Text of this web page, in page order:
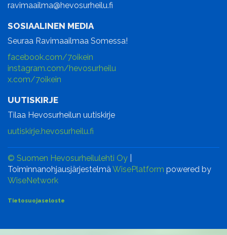
ravimaailma@hevosurheilu.fi
SOSIAALINEN MEDIA
Seuraa Ravimaailmaa Somessa!
facebook.com/7oikein
instagram.com/hevosurheilu
x.com/7oikein
UUTISKIRJE
Tilaa Hevosurheilun uutiskirje
uutiskirje.hevosurheilu.fi
© Suomen Hevosurheilulehti Oy
ToiminnanohjausjärjestelmäWisePlatform powered by
WiseNetwork
Tietosuojaseloste